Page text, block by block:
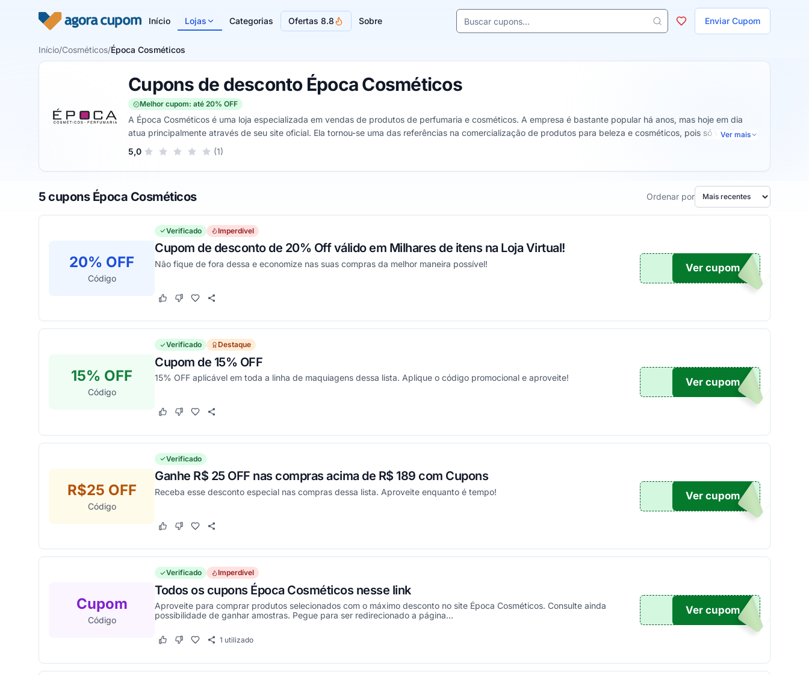
Início Lojas Categorias Ofertas 8.8 Sobre Enviar Cupom
Buscar cupons e lojas
Início/Cosméticos/Época Cosméticos
Cupons de desconto Época Cosméticos
Melhor cupom: até 20% OFF
A Época Cosméticos é uma loja especializada em vendas de produtos de perfumaria e cosméticos. A empresa é bastante popular há anos, mas hoje em dia
atua principalmente através de seu site oficial. Ela tornou-se uma das referências na comercialização de produtos para beleza e cosméticos, pois só vende
produtos de marcas requisitadas no ramo.
Ver mais
5,0Sua nota para Época Cosméticos, de 1 a 5 estrelas
5 estrelas
4 estrelas
3 estrelas
2 estrelas
1 estrela (1)
5 cupons Época Cosméticos Ordenar por
20% OFF
Código
Verificado Imperdível
Cupom de desconto de 20% Off válido em Milhares de itens na Loja Virtual!
Não fique de fora dessa e economize nas suas compras da melhor maneira possível!
Este cupom funcionou
Este cupom não funcionou
ONTO
Ver cupom
15% OFF
Código
Verificado Destaque
Cupom de 15% OFF
15% OFF aplicável em toda a linha de maquiagens dessa lista. Aplique o código promocional e aproveite!
Este cupom funcionou
Este cupom não funcionou
15
Ver cupom
R$25 OFF
Código
Verificado
Ganhe R$ 25 OFF nas compras acima de R$ 189 com Cupons
Receba esse desconto especial nas compras dessa lista. Aproveite enquanto é tempo!
Este cupom funcionou
Este cupom não funcionou
IR
Ver cupom
Cupom
Código
Verificado Imperdível
Todos os cupons Época Cosméticos nesse link
Aproveite para comprar produtos selecionados com o máximo desconto no site Época Cosméticos. Consulte ainda
possibilidade de ganhar amostras. Pegue para ser redirecionado a página...
Este cupom funcionou
Este cupom não funcionou
1 utilizado
TICO
Ver cupom